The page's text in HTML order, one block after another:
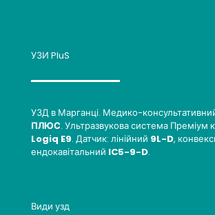
УЗИ PluS
УЗД в Марганці. Медико-
ПЛЮС. Ультразвукова система Преміум
Logiq E9. Датчик: лінійний 9L-D,
ендокавітальний IC5-9-D.
Види узд